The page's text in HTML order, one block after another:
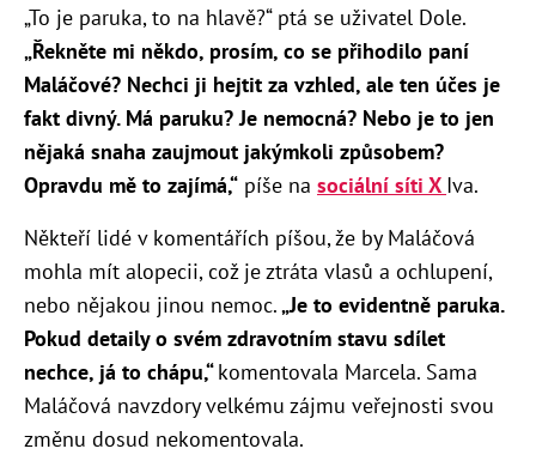
„To je paruka, to na hlavě?“ ptá se uživatel Dole.
„Řekněte mi někdo, prosím, co se přihodilo paní
Maláčové? Nechci ji hejtit za vzhled, ale ten účes je
fakt divný. Má paruku? Je nemocná? Nebo je to jen
nějaká snaha zaujmout jakýmkoli způsobem?
Opravdu mě to zajímá,“ píše na sociální síti X Iva.
Někteří lidé v komentářích píšou, že by Maláčová
mohla mít alopecii, což je ztráta vlasů a ochlupení,
nebo nějakou jinou nemoc.„Je to evidentně paruka.
Pokud detaily o svém zdravotním stavu sdílet
nechce, já to chápu,“komentovala Marcela. Sama
Maláčová navzdory velkému zájmu veřejnosti svou
změnu dosud nekomentovala.